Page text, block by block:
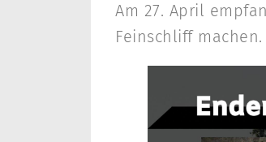
Am 27. April
Feinschliff machen.